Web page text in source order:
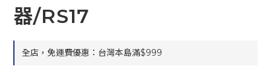
器/RS17
全店，免運費優惠：台灣本島滿$999